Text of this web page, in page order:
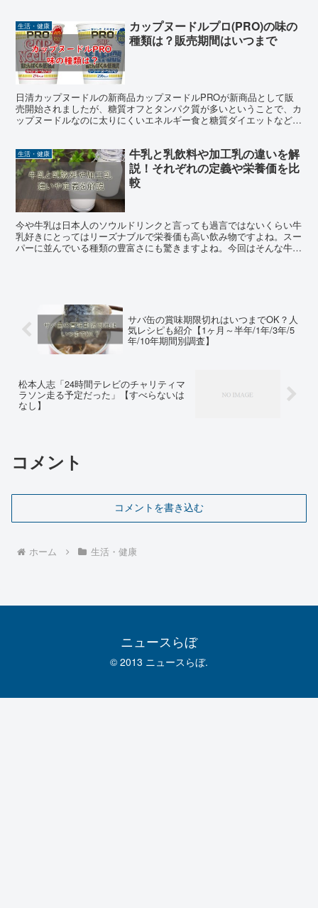
生活・健康
カップヌードルプロ(PRO)の味の
種類は？販売期間はいつまで
日清カップヌードルの新商品カップヌードルPROが新商品として販
売開始されましたが、糖質オフとタンパク質が多いということで、カ
ップヌードルなのに太りにくいエネルギー食と糖質ダイエットなどが
生活・健康
牛乳と乳飲料や加工乳の違いを解
説！それぞれの定義や栄養価を比
較
今や牛乳は日本人のソウルドリンクと言っても過言ではないくらい牛
乳好きにとってはリーズナブルで栄養価も高い飲み物ですよね。スー
パーに並んでいる種類の豊富さにも驚きますよね。今回はそんな牛乳
サバ缶の賞味期限切れはいつまでOK？人
気レシピも紹介【1ヶ月～半年/1年/3年/5
年/10年期間別調査】
松本人志「24時間テレビのチャリティマ
ラソン走る予定だった」【すべらないは
なし】
コメント
コメントを書き込む
ホーム 生活・健康
ニュースらぼ
© 2013 ニュースらぼ.